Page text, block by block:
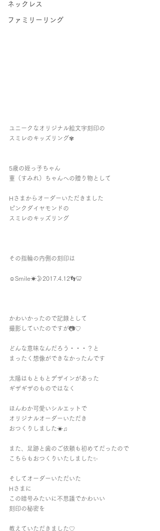
ネックレス
ファミリーリング
ユニークなオリジナル絵文字刻印の
スミレのキッズリング✾
5歳の姪っ子ちゃん
菫（すみれ）ちゃんへの贈り物として
Hさまからオーダーいただきました
ピンクダイヤモンドの
スミレのキッズリング
その指輪の内側の刻印は
☺︎︎Smile☀🌛2017.4.12👣🦷
かわいかったので記録として
撮影していたのですが📷♡
どんな意味なんだろう・・・？と
まったく想像ができなかったんです
太陽はもともとデザインがあった
ギザギザのものではなく
ほんわか可愛いシルエットで
オリジナルオーダーいただき
おつくりしました☀︎︎♫︎
また、足跡と歯のご依頼も初めてだったので
こちらもおつくりいたしました✨
そしてオーダーいただいた
Hさまに
この暗号みたいに不思議でかわいい
刻印の秘密を
教えていただきました♡